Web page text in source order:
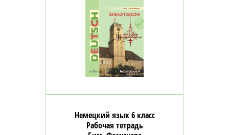
Немецкий язык 6 класс
Рабочая тетрадь